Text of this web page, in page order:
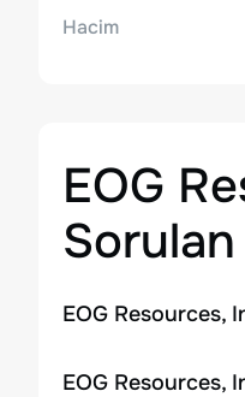
Hacim
EOG
EOG Resources,
EOG Resources,